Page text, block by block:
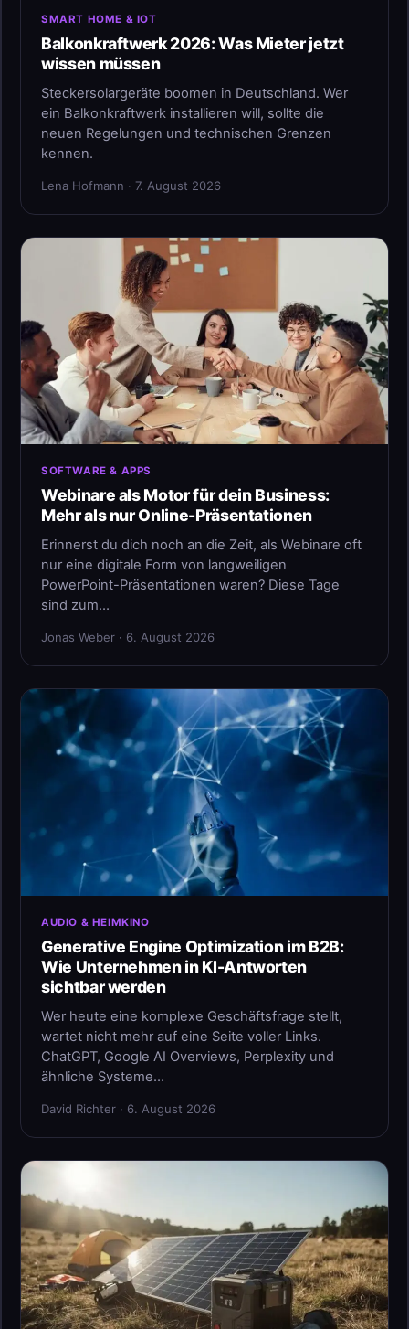
SMART HOME & IOT
Balkonkraftwerk 2026: Was Mieter jetzt
wissen müssen
Steckersolargeräte boomen in Deutschland. Wer
ein Balkonkraftwerk installieren will, sollte die
neuen Regelungen und technischen Grenzen
kennen.
Lena Hofmann · 7. August 2026
SOFTWARE & APPS
Webinare als Motor für dein Business:
Mehr als nur Online-Präsentationen
Erinnerst du dich noch an die Zeit, als Webinare oft
nur eine digitale Form von langweiligen
PowerPoint-Präsentationen waren? Diese Tage
sind zum…
Jonas Weber · 6. August 2026
AUDIO & HEIMKINO
Generative Engine Optimization im B2B:
Wie Unternehmen in KI-Antworten
sichtbar werden
Wer heute eine komplexe Geschäftsfrage stellt,
wartet nicht mehr auf eine Seite voller Links.
ChatGPT, Google AI Overviews, Perplexity und
ähnliche Systeme…
David Richter · 6. August 2026